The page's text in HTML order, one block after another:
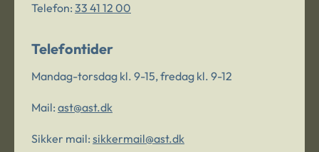
Telefon: 33 41 12 00
Telefontider
Mandag-torsdag kl. 9-15, fredag kl. 9-12
Mail: ast@ast.dk
Sikker mail: sikkermail@ast.dk